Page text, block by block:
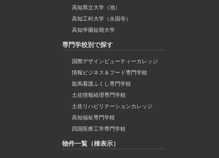
高知県立大学（池）
高知工科大学（永国寺）
高知学園短期大学
専門学校別で探す
国際デザインビューティーカレッジ
情報ビジネス＆フード専門学校
龍馬看護ふくし専門学校
土佐情報経理専門学校
土佐リハビリテーションカレッジ
高知福祉専門学校
四国医療工学専門学校
物件一覧（棟表示）